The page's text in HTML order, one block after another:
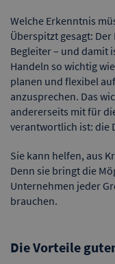
Welche Erkenntnis
Überspitzt gesagt:
Begleiter – und damit
Handeln so wichtig
planen und flexibel
anzusprechen. Das
andererseits mit für
verantwortlich ist: die
Sie kann helfen, aus
Denn sie bringt die
Unternehmen jeder
brauchen.
Die Vorteile